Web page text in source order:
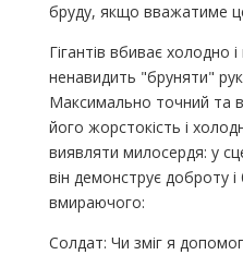
бруду, якщо вважатиме
Гігантів вбиває холодно
ненавидить "бруняти"
Максимально точний та
його жорстокість і
виявляти милосердя: у
він демонструє доброту
вмираючого:
Солдат: Чи зміг я